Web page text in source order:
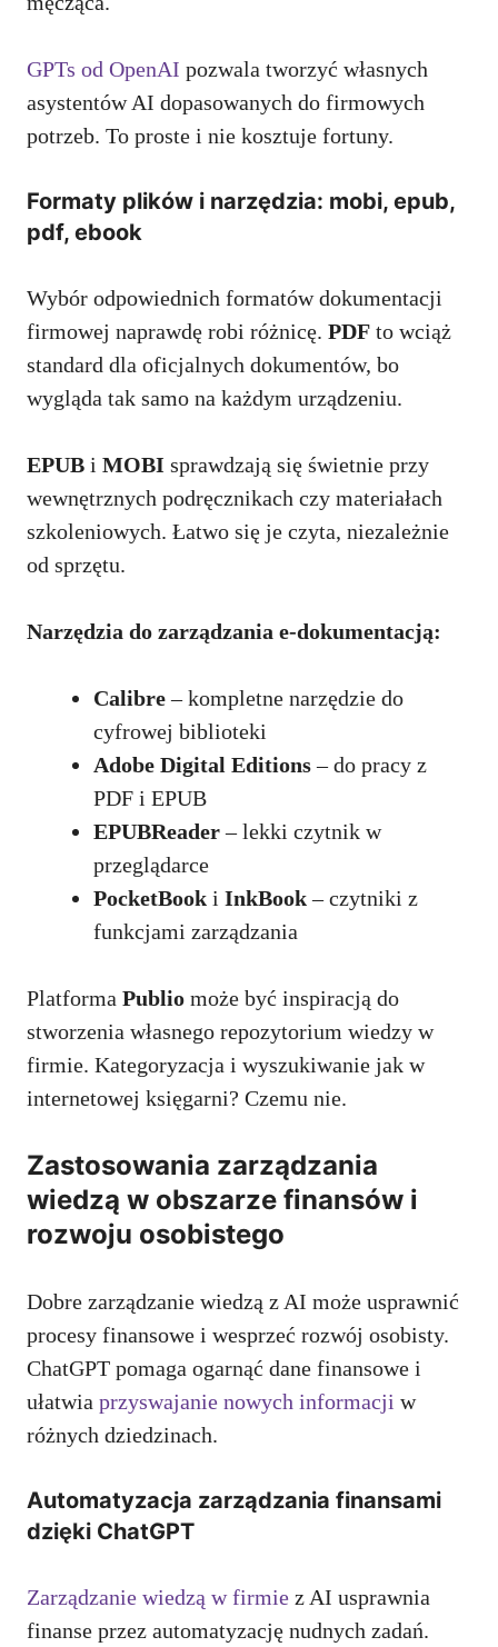
GPTs od OpenAI pozwala tworzyć własnych
asystentów AI dopasowanych do firmowych
potrzeb. To proste i nie kosztuje fortuny.
Formaty plików i narzędzia: mobi, epub,
pdf, ebook
Wybór odpowiednich formatów dokumentacji
firmowej naprawdę robi różnicę. PDF to wciąż
standard dla oficjalnych dokumentów, bo
wygląda tak samo na każdym urządzeniu.
EPUB i MOBI sprawdzają się świetnie przy
wewnętrznych podręcznikach czy materiałach
szkoleniowych. Łatwo się je czyta, niezależnie
od sprzętu.
Narzędzia do zarządzania e-dokumentacją:
Calibre– kompletne narzędzie do
cyfrowej biblioteki
Adobe Digital Editions– do pracy z
PDF i EPUB
EPUBReader– lekki czytnik w
przeglądarce
PocketBook i InkBook– czytniki z
funkcjami zarządzania
Platforma Publio może być inspiracją do
stworzenia własnego repozytorium wiedzy w
firmie. Kategoryzacja i wyszukiwanie jak w
internetowej księgarni? Czemu nie.
Zastosowania zarządzania
wiedzą w obszarze finansów i
rozwoju osobistego
Dobre zarządzanie wiedzą z AI może usprawnić
procesy finansowe i wesprzeć rozwój osobisty.
ChatGPT pomaga ogarnąć dane finansowe i
ułatwia przyswajanie nowych informacji w
różnych dziedzinach.
Automatyzacja zarządzania finansami
dzięki ChatGPT
Zarządzanie wiedzą w firmie z AI usprawnia
finanse przez automatyzację nudnych zadań.